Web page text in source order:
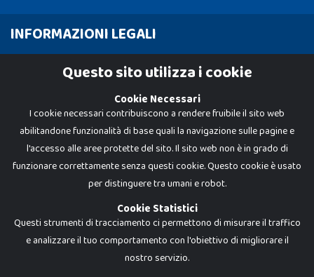
INFORMAZIONI LEGALI
Cookie Policy
Dadi e Mattoncini è un brand di Giocabene Srl. Ogni riproduzione o utilizzo non
Questo sito utilizza i cookie
Cookie Necessari
I cookie necessari contribuiscono a rendere fruibile il sito web
abilitandone funzionalità di base quali la navigazione sulle pagine e
l'accesso alle aree protette del sito. Il sito web non è in grado di
funzionare correttamente senza questi cookie. Questo cookie è usato
per distinguere tra umani e robot.
Cookie Statistici
Questi strumenti di tracciamento ci permettono di misurare il traffico
e analizzare il tuo comportamento con l'obiettivo di migliorare il
nostro servizio.